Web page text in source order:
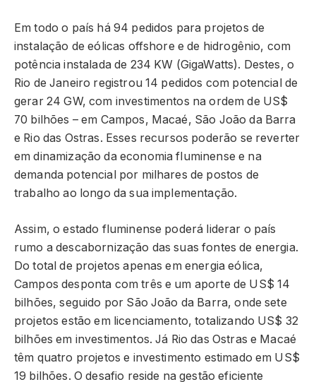
Em todo o país há 94 pedidos para projetos de
instalação de eólicas offshore e de hidrogênio, com
potência instalada de 234 KW (GigaWatts). Destes, o
Rio de Janeiro registrou 14 pedidos com potencial de
gerar 24 GW, com investimentos na ordem de US$
70 bilhões – em Campos, Macaé, São João da Barra
e Rio das Ostras. Esses recursos poderão se reverter
em dinamização da economia fluminense e na
demanda potencial por milhares de postos de
trabalho ao longo da sua implementação.
Assim, o estado fluminense poderá liderar o país
rumo a descabornização das suas fontes de energia.
Do total de projetos apenas em energia eólica,
Campos desponta com três e um aporte de US$ 14
bilhões, seguido por São João da Barra, onde sete
projetos estão em licenciamento, totalizando US$ 32
bilhões em investimentos. Já Rio das Ostras e Macaé
têm quatro projetos e investimento estimado em US$
19 bilhões. O desafio reside na gestão eficiente